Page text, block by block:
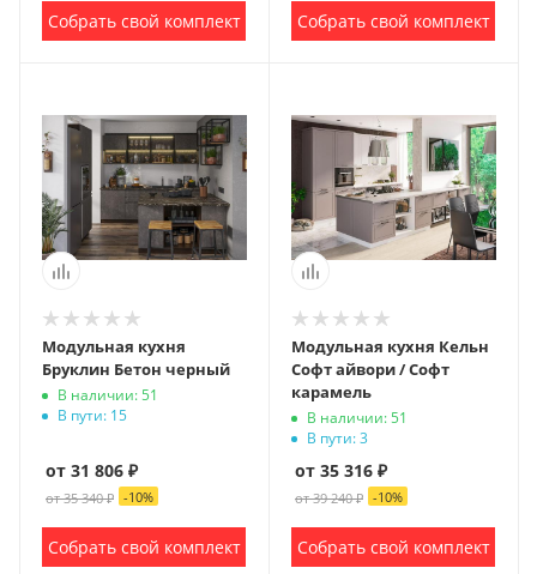
Собрать свой комплект Собрать свой комплект
Модульная кухня
Бруклин Бетон черный
В наличии: 51
В пути: 15
от 31 806 ₽
от 35 340 ₽ -10%
Собрать свой комплект
Модульная кухня Кельн
Софт айвори / Софт
карамель
В наличии: 51
В пути: 3
от 35 316 ₽
от 39 240 ₽ -10%
Собрать свой комплект